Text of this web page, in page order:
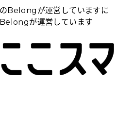
Belongが運営しています に
が運営しています